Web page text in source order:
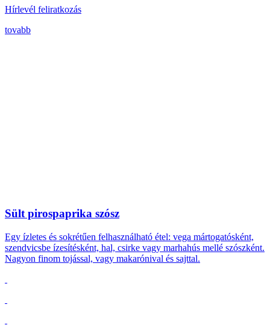
Hírlevél feliratkozás
tovabb
Sült pirospaprika szósz
Egy ízletes és sokrétűen felhasználható étel: vega mártogatósként,
szendvicsbe ízesítésként, hal, csirke vagy marhahús mellé szószként.
Nagyon finom tojással, vagy makarónival és sajttal.